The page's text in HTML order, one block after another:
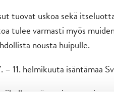
tuovat uskoa sekä
tulee varmasti myös
nousta huipulle.
11. helmikuuta isäntämaa
myös muissa